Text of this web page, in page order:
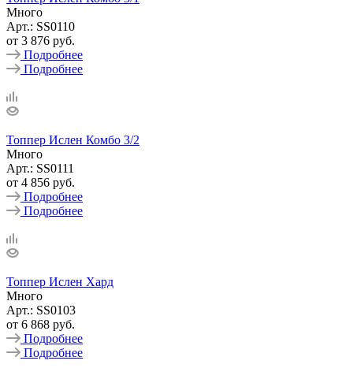
Много
Арт.: SS0110
от 3 876 руб.
Подробнее
Подробнее
Топпер Ислен Комбо 3/2
Много
Арт.: SS0111
от 4 856 руб.
Подробнее
Подробнее
Топпер Ислен Хард
Много
Арт.: SS0103
от 6 868 руб.
Подробнее
Подробнее